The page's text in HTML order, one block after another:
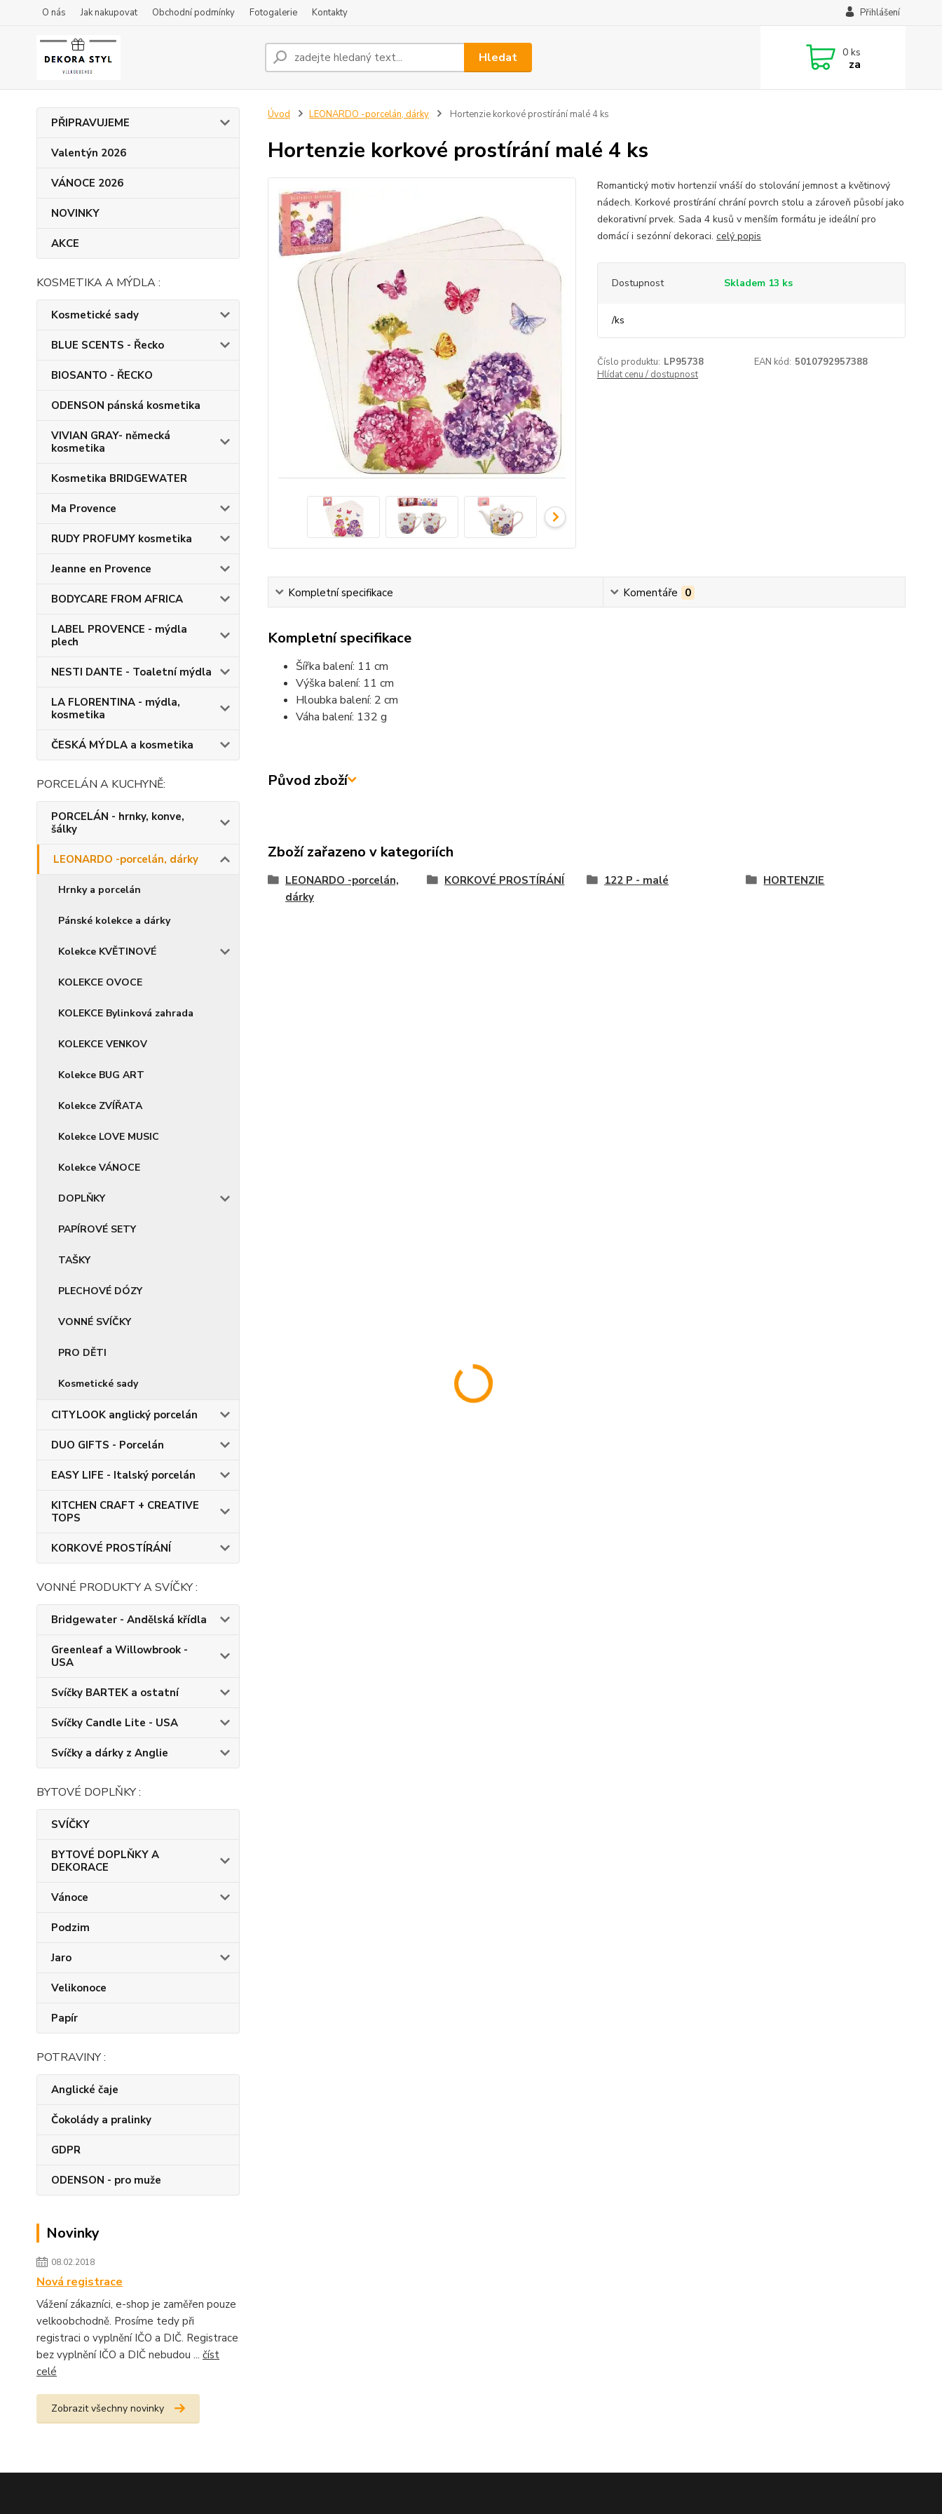
O nás Jak nakupovat Obchodní podmínky Fotogalerie Kontakty Přihlášení
Hledat 0 ks
za
PŘIPRAVUJEME
Valentýn 2026
VÁNOCE 2026
NOVINKY
AKCE
KOSMETIKA A MÝDLA :
Kosmetické sady
BLUE SCENTS - Řecko
BIOSANTO - ŘECKO
ODENSON pánská kosmetika
VIVIAN GRAY- německá
kosmetika
Kosmetika BRIDGEWATER
Ma Provence
RUDY PROFUMY kosmetika
Jeanne en Provence
BODYCARE FROM AFRICA
LABEL PROVENCE - mýdla
plech
NESTI DANTE - Toaletní mýdla
LA FLORENTINA - mýdla,
kosmetika
ČESKÁ MÝDLA a kosmetika
PORCELÁN A KUCHYNĚ:
PORCELÁN - hrnky, konve,
šálky
LEONARDO -porcelán, dárky
Hrnky a porcelán
Pánské kolekce a dárky
Kolekce KVĚTINOVÉ
KOLEKCE OVOCE
KOLEKCE Bylinková zahrada
KOLEKCE VENKOV
Kolekce BUG ART
Kolekce ZVÍŘATA
Kolekce LOVE MUSIC
Kolekce VÁNOCE
DOPLŇKY
PAPÍROVÉ SETY
TAŠKY
PLECHOVÉ DÓZY
VONNÉ SVÍČKY
PRO DĚTI
Kosmetické sady
CITYLOOK anglický porcelán
DUO GIFTS - Porcelán
EASY LIFE - Italský porcelán
KITCHEN CRAFT + CREATIVE
TOPS
KORKOVÉ PROSTÍRÁNÍ
VONNÉ PRODUKTY A SVÍČKY :
Bridgewater - Andělská křídla
Greenleaf a Willowbrook -
USA
Svíčky BARTEK a ostatní
Svíčky Candle Lite - USA
Svíčky a dárky z Anglie
BYTOVÉ DOPLŇKY :
SVÍČKY
BYTOVÉ DOPLŇKY A
DEKORACE
Vánoce
Podzim
Jaro
Velikonoce
Papír
POTRAVINY :
Anglické čaje
Čokolády a pralinky
GDPR
ODENSON - pro muže
Novinky
08.02.2018
Nová registrace
Vážení zákazníci, e-shop je zaměřen pouze
velkoobchodně. Prosíme tedy při
registraci o vyplnění IČO a DIČ. Registrace
bez vyplnění IČO a DIČ nebudou ... číst
celé
Zobrazit všechny novinky
Úvod LEONARDO -porcelán, dárky Hortenzie korkové prostírání malé 4 ks
Hortenzie korkové prostírání malé 4 ks
Romantický motiv hortenzií vnáší do stolování jemnost a květinový
nádech. Korkové prostírání chrání povrch stolu a zároveň působí jako
dekorativní prvek. Sada 4 kusů v menším formátu je ideální pro
domácí i sezónní dekoraci. celý popis
Dostupnost Skladem 13 ks
/ks
Číslo produktu: LP95738 EAN kód: 5010792957388
Hlídat cenu / dostupnost
Kompletní specifikace Komentáře 0
Kompletní specifikace
Šířka balení: 11 cm
Výška balení: 11 cm
Hloubka balení: 2 cm
Váha balení: 132 g
Původ zboží
Zboží zařazeno v kategoriích
LEONARDO -porcelán,
dárky
KORKOVÉ PROSTÍRÁNÍ 122 P - malé HORTENZIE